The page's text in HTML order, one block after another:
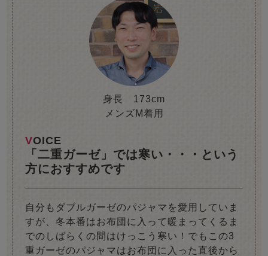
身長 173cm
メンズM着用
VOICE
「二重ガーゼ」では寒い・・・という
方におすすめです
自分もダブルガーゼのパジャマを愛用していま
すが、冬本番はお布団に入って暖まってくるま
でのしばらくの間はけっこう寒い！でもこの3
重ガーゼのパジャマはお布団に入った直後から